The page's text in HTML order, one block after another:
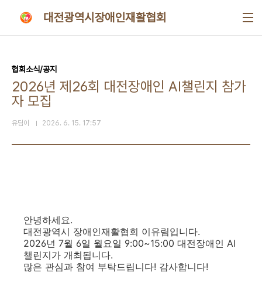
대전광역시장애인재활협회
협회소식/공지
2026년 제26회 대전장애인 AI챌린지 참가
자 모집
유딤이 2026. 6. 15. 17:57
안녕하세요.
대전광역시 장애인재활협회 이유림입니다.
2026년 7월 6일 월요일 9:00~15:00 대전장애인 AI
챌린지가 개최됩니다.
많은 관심과 참여 부탁드립니다! 감사합니다!